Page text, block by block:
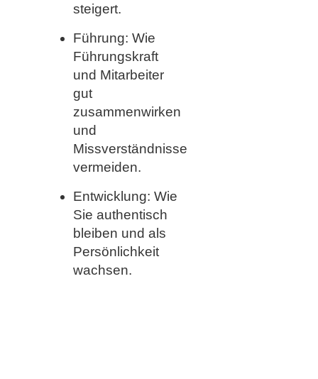
steigert.
Führung: Wie
Führungskraft
und Mitarbeiter
gut
zusammenwirken
und
Missverständnisse
vermeiden.
Entwicklung: Wie
Sie authentisch
bleiben und als
Persönlichkeit
wachsen.